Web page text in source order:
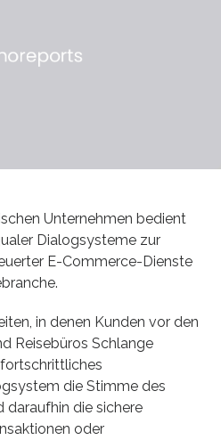
Unternehmen bedient
Dialogsysteme zur
E-Commerce-Dienste
in denen Kunden vor den
Reisebüros Schlange
die Stimme des
daraufhin die sichere
oder